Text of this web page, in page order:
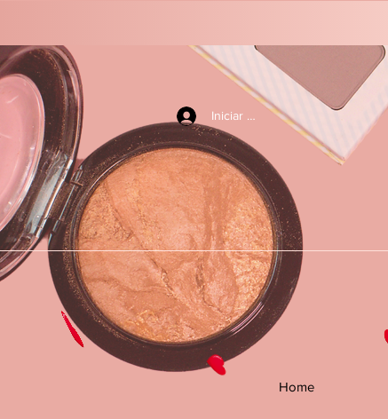
Iniciar sesión
Home